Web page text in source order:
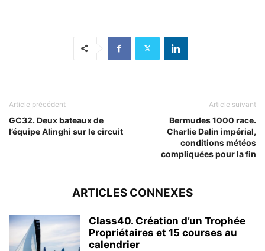
Article précédent
GC32. Deux bateaux de
l’équipe Alinghi sur le circuit
Article suivant
Bermudes 1000 race.
Charlie Dalin impérial,
conditions météos
compliquées pour la fin
ARTICLES CONNEXES
Class40. Création d’un Trophée
Propriétaires et 15 courses au
calendrier